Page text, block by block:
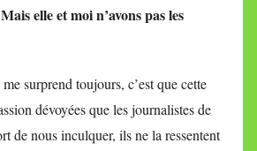
elle et moi n’avons pas les
surprend toujours, c’est que cette
dévoyées que les journalistes de
de nous inculquer, ils ne la ressentent